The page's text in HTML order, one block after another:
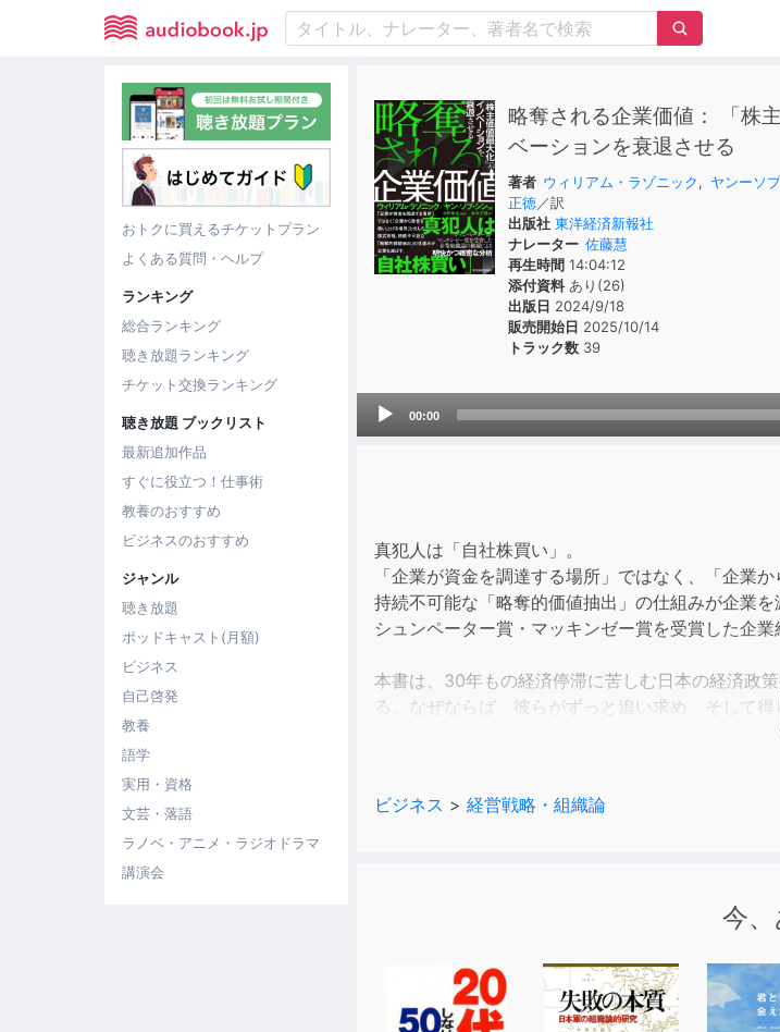
おトクに買えるチケットプラン
よくある質問・ヘルプ
ランキング
総合ランキング
聴き放題ランキング
チケット交換ランキング
聴き放題 ブックリスト
最新追加作品
すぐに役立つ！仕事術
教養のおすすめ
ビジネスのおすすめ
ジャンル
聴き放題
ポッドキャスト(月額)
ビジネス
自己啓発
教養
語学
実用・資格
文芸・落語
ラノベ・アニメ・ラジオドラマ
講演会
略奪される企業価値： 「株
ベーションを衰退させる
著者 ウィリアム・ラゾニック, ヤンーソ
正徳／訳
出版社 東洋経済新報社
ナレーター 佐藤慧
再生時間14:04:12
添付資料あり(26)
出版日 2024/9/18
販売開始日 2025/10/14
トラック数39
Audio
00:00
真犯人は「自社株買い」。
「企業が資金を調達する場所」ではなく、「企業
持続不可能な「略奪的価値抽出」の仕組みが企業を
シュンペーター賞・マッキンゼー賞を受賞した企
本書は、30年もの経済停滞に苦しむ日本の経済政
る。なぜならば、彼らがずっと追い求め、そして
は、企業の株価は過去最高値を更新して上昇し、
の理論」が明らかにしているのである。――中野剛
このことが、企業のイノベーションを妨げ、雇用
バナンスを全面的に改めるべきである、と論じる。
一般的に、株式市場は、企業が生産能力への投資
れに対し本書では、株式市場は企業から価値を抽
ビジネス > 経営戦略・組織論
今